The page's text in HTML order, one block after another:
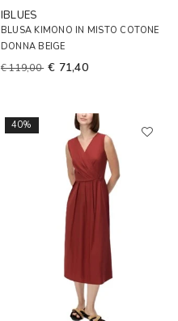
IBLUES
BLUSA KIMONO IN MISTO COTONE
DONNA BEIGE
€ 119,00 € 71,40
40%